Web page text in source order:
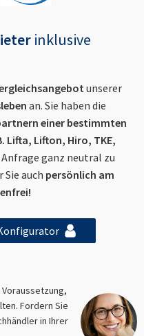
inklusive
unserer
an. Sie haben die
einer bestimmten
Lifta, Lifton, Hiro, TKE,
ganz neutral zu
auch persönlich am
Fordern Sie
in Ihrer